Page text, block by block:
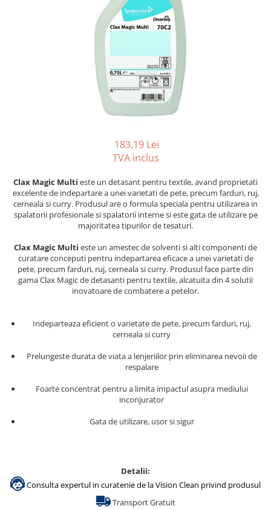
Gama de cosmetice hoteliere
183,19 Lei
TVA inclus
Clax Magic Multi este un detasant pentru textile, avand proprietati
excelente de indepartare a unei varietati de pete, precum farduri, ruj,
cerneala si curry. Produsul are o formula speciala pentru utilizarea in
spalatorii profesionale si spalatorii interne si este gata de utilizare pe
majoritatea tipurilor de tesaturi.
Clax Magic Multi este un amestec de solventi si alti componenti de
curatare conceputi pentru indepartarea eficace a unei varietati de
pete, precum farduri, ruj, cerneala si curry. Produsul face parte din
gama Clax Magic de detasanti pentru textile, alcatuita din 4 solutii
inovatoare de combatere a petelor.
Indeparteaza eficient o varietate de pete, precum farduri, ruj,
cerneala si curry
Prelungeste durata de viata a lenjeriilor prin eliminarea nevoii de
respalare
Foarte concentrat pentru a limita impactul asupra mediului
inconjurator
Gata de utilizare, usor si sigur
Detalii:
Consulta expertul in curatenie de la Vision Clean privind produsul
Transport Gratuit